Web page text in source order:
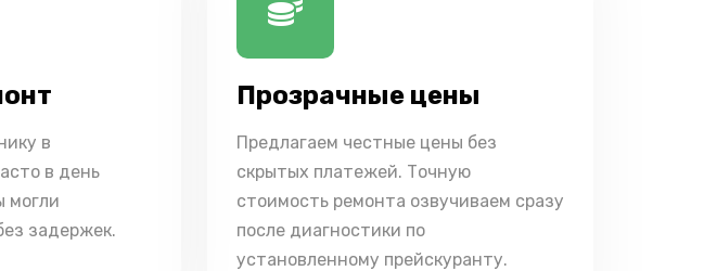
в
в день
могли
задержек.
Прозрачные цены
Предлагаем честные цены без
скрытых платежей. Точную
стоимость ремонта озвучиваем сразу
после диагностики по
установленному прейскуранту.